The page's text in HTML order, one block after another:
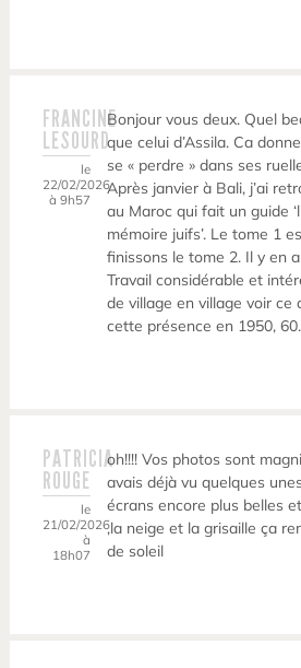
FRANCINE
LESOURD
le
22/02/2026
à 9h57
Bonjour vous deux. Quel
que celui d’Assila. Ca
se « perdre » dans ses
Après janvier à Bali, j’ai
au Maroc qui fait un guide
mémoire juifs’. Le tome 1
finissons le tome 2. Il y en
Travail considérable et
de village en village voir ce
cette présence en 1950,
PATRICIA
ROUGE
le
21/02/2026
à
18h07
oh!!!! Vos photos sont
avais déjà vu quelques
écrans encore plus belles
,la neige et la grisaille ça
de soleil